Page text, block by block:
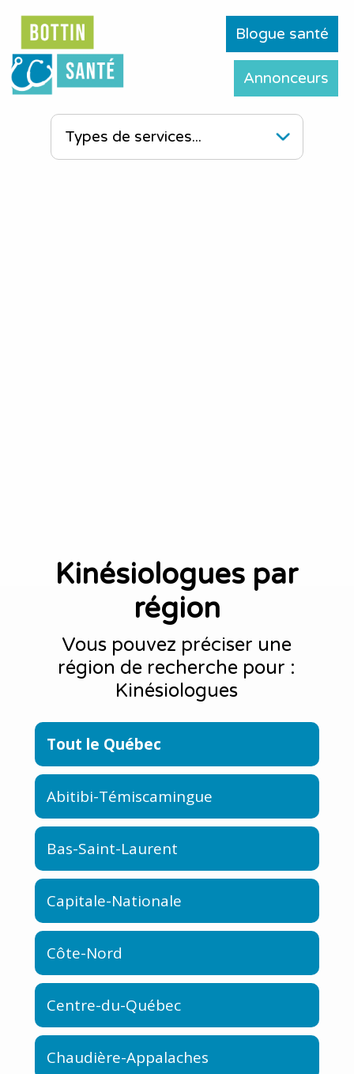
Blogue santé
Annonceurs
Kinésiologues par
région
Vous pouvez préciser une
région de recherche pour :
Kinésiologues
Tout le Québec
Abitibi-Témiscamingue
Bas-Saint-Laurent
Capitale-Nationale
Côte-Nord
Centre-du-Québec
Chaudière-Appalaches